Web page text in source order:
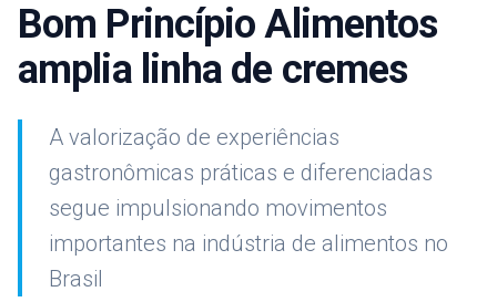
Bom Princípio Alimentos
amplia linha de cremes
A valorização de experiências
gastronômicas práticas e diferenciadas
segue impulsionando movimentos
importantes na indústria de alimentos no
Brasil